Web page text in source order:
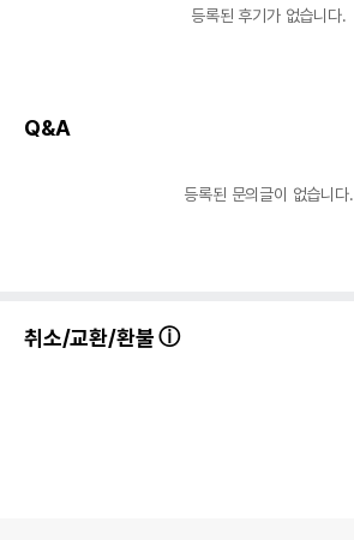
등록된 후기가 없습니다.
Q&A
등록된 문의글이 없습니다.
취소/교환/환불